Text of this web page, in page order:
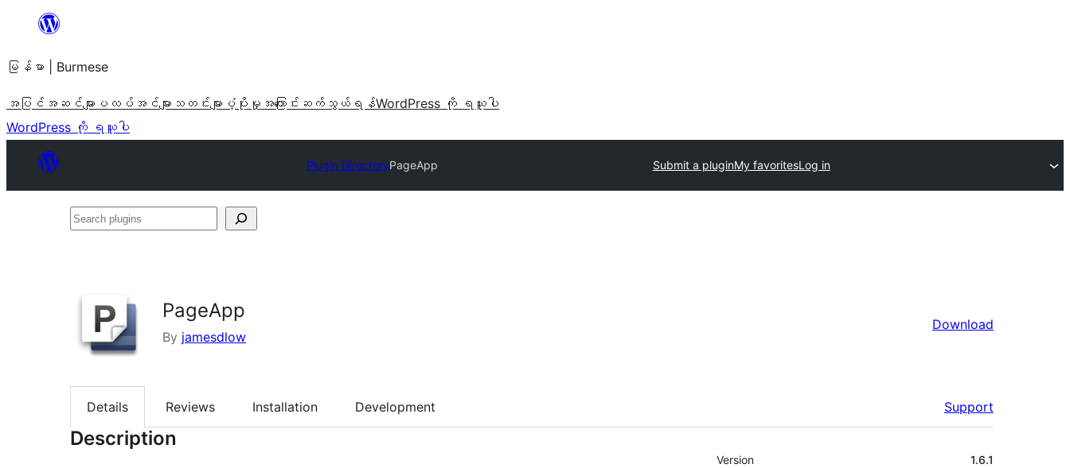
အကြောင်းအရာ
ကျော်သွား
ရန်
မြန်မာ | Burmese
အပြင်အဆင်များ ပလပ်အင်များ သတင်းများ ပံ့ပိုးမှု အကြောင်း ဆက်သွယ်ရန်WordPress ကို ရယူပါ
WordPress ကို ရယူပါ
Plugin DirectoryPageApp Submit a pluginMy favoritesLog in
Search
PageApp
By jamesdlow
Download
Details Reviews Installation Development Support
Description
Meta
Version 1.6.1